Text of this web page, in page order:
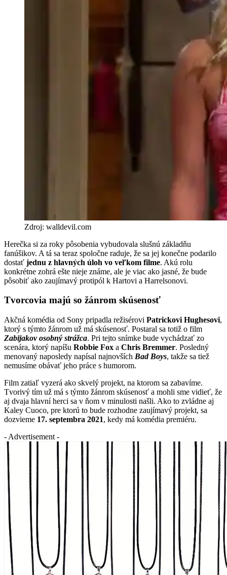
Zdroj: walldevil.com
Herečka si za roky pôsobenia vybudovala slušnú základňu
fanúšikov. A tá sa teraz spoločne raduje, že sa jej konečne podarilo
dostať jednu z hlavných úloh vo veľkom filme. Akú rolu
konkrétne zohrá ešte nieje známe, ale je viac ako jasné, že bude
pôsobiť ako zaujímavý protipól k Hartovi a Harrelsonovi.
Tvorcovia majú so žánrom skúsenosť
Akčná komédia od Sony pripadla režisérovi Patrickovi Hughesovi,
ktorý s týmto žánrom už má skúsenosť. Postaral sa totiž o film
Zabijakov osobný strážca. Pri tejto snímke bude vychádzať zo
scenára, ktorý napíšu Robbie Fox a Chris Bremmer. Posledný
menovaný naposledy napísal najnovších Bad Boys, takže sa tiež
nemusíme obávať jeho práce s humorom.
Film zatiaľ vyzerá ako skvelý projekt, na ktorom sa zabavíme.
Tvorivý tím už má s týmto žánrom skúsenosť a mohli sme vidieť, že
aj dvaja hlavní herci sa v ňom v minulosti našli. Ako to zvládne aj
Kaley Cuoco, pre ktorú to bude rozhodne zaujímavý projekt, sa
dozvieme 17. septembra 2021, kedy má komédia premiéru.
- Advertisement -